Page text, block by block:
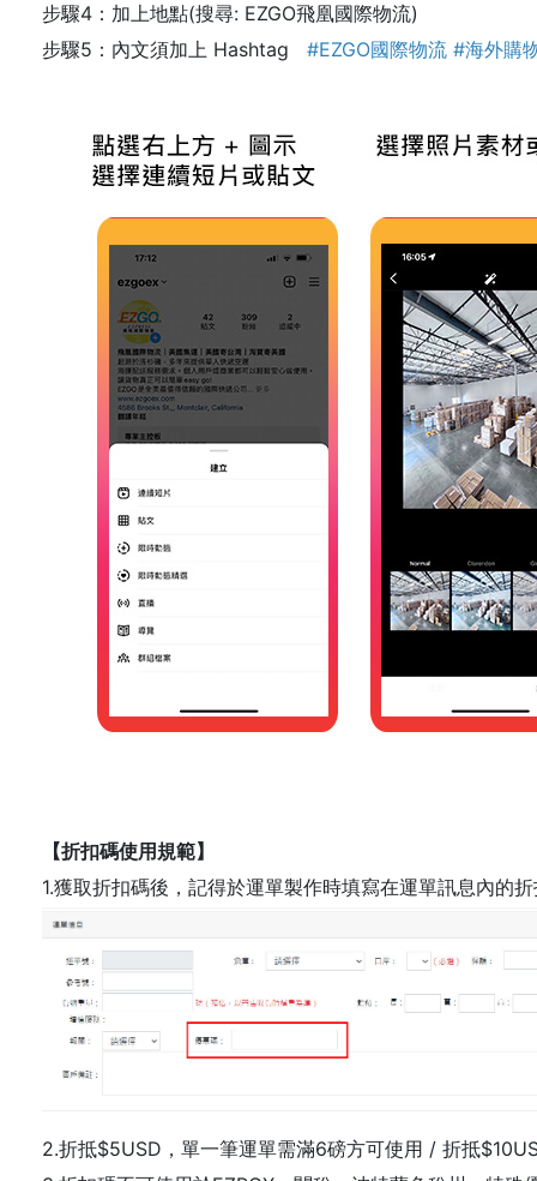
步驟4：加上地點(搜尋: EZGO飛凰國際物流)
步驟5：內文須加上 Hashtag #EZGO國際物流 #海外購
【折扣碼使用規範】
1.獲取折扣碼後，記得於運單製作時填寫在運單訊息內的
2.折抵$5USD，單一筆運單需滿6磅方可使用 / 折抵